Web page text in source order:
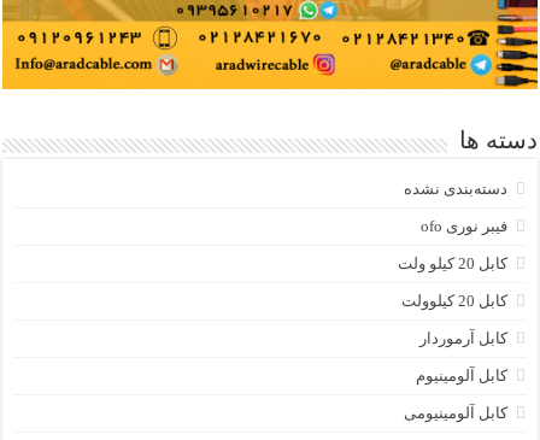
دسته ها
دسته‌بندی نشده
فیبر نوری ofo
کابل 20 کیلو ولت
کابل 20 کیلوولت
کابل آرموردار
کابل آلومینیوم
کابل آلومینیومی